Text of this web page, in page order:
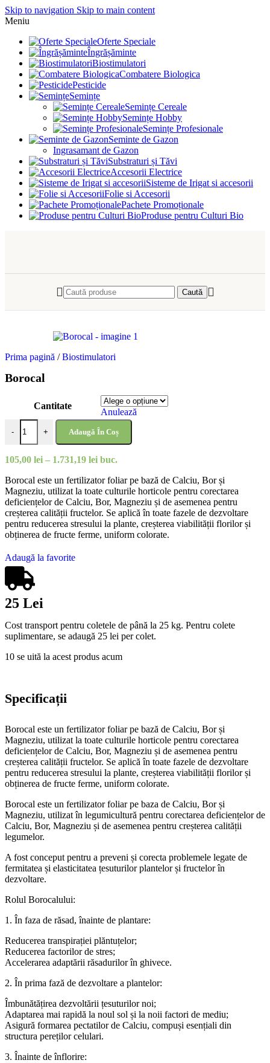
Skip to navigation Skip to main content
Meniu
Oferte Speciale
Îngrășăminte
Biostimulatori
Combatere Biologica
Pesticide
Semințe
Semințe Cereale
Semințe Hobby
Semințe Profesionale
Seminte de Gazon
Ingrasamant de Gazon
Substraturi și Tăvi
Accesorii Electrice
Sisteme de Irigat si accesorii
Folie si Accesorii
Pachete Promoționale
Produse pentru Culturi Bio
Caută
Prima pagină / Biostimulatori
Borocal
Cantitate
Anulează
- + Adaugă În Coș
105,00 lei – 1.731,19 lei buc.
Borocal este un fertilizator foliar pe bază de Calciu, Bor și
Magneziu, utilizat la toate culturile horticole pentru corectarea
deficiențelor de Calciu, Bor, Magneziu și de asemenea pentru
creșterea calității fructelor. Se aplică în toate fazele de dezvoltare
pentru reducerea stresului la plante, creșterea viabilității florilor și
obținerea de fructe ferme, uniform colorate.
Adaugă la favorite
25 Lei
Cost transport pentru coletele de până la 25 kg. Pentru colete
suplimentare, se adaugă 25 lei per colet.
10 se uită la acest produs acum
Specificații
Borocal este un fertilizator foliar pe bază de Calciu, Bor și
Magneziu, utilizat la toate culturile horticole pentru corectarea
deficiențelor de Calciu, Bor, Magneziu și de asemenea pentru
creșterea calității fructelor. Se aplică în toate fazele de dezvoltare
pentru reducerea stresului la plante, creșterea viabilității florilor și
obținerea de fructe ferme, uniform colorate.
Borocal este un fertilizator foliar pe baza de Calciu, Bor și
Magneziu, utilizat în legumicultură pentru corectarea deficiențelor de
Calciu, Bor, Magneziu și de asemenea pentru creșterea calității
legumelor.
A fost conceput pentru a preveni și corecta problemele legate de
fermitatea și elasticitatea țesuturilor plantelor și fructelor în
dezvoltare.
Rolul Borocalului:
1. În faza de răsad, înainte de plantare:
Reducerea transpirației plăntuțelor;
Reducerea factorilor de stres;
Accelerarea adaptării răsadurilor în ghivece.
2. În prima fază de dezvoltare a plantelor:
Îmbunătățirea dezvoltării țesuturilor noi;
Adaptarea mai rapidă la noul sol și la noii factori de mediu;
Asigură formarea pectatilor de Calciu, compuși esențiali din
structura pereților celulari.
3. Înainte de înflorire: